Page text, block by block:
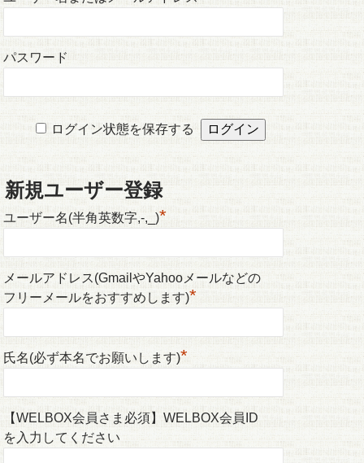
パスワード
ログイン状態を保存する
新規ユーザー登録
ユーザー名(半角英数字,-,_)*
メールアドレス(GmailやYahooメールなどの
フリーメールをおすすめします)*
氏名(必ず本名でお願いします)*
【WELBOX会員さま必須】WELBOX会員ID
を入力してください